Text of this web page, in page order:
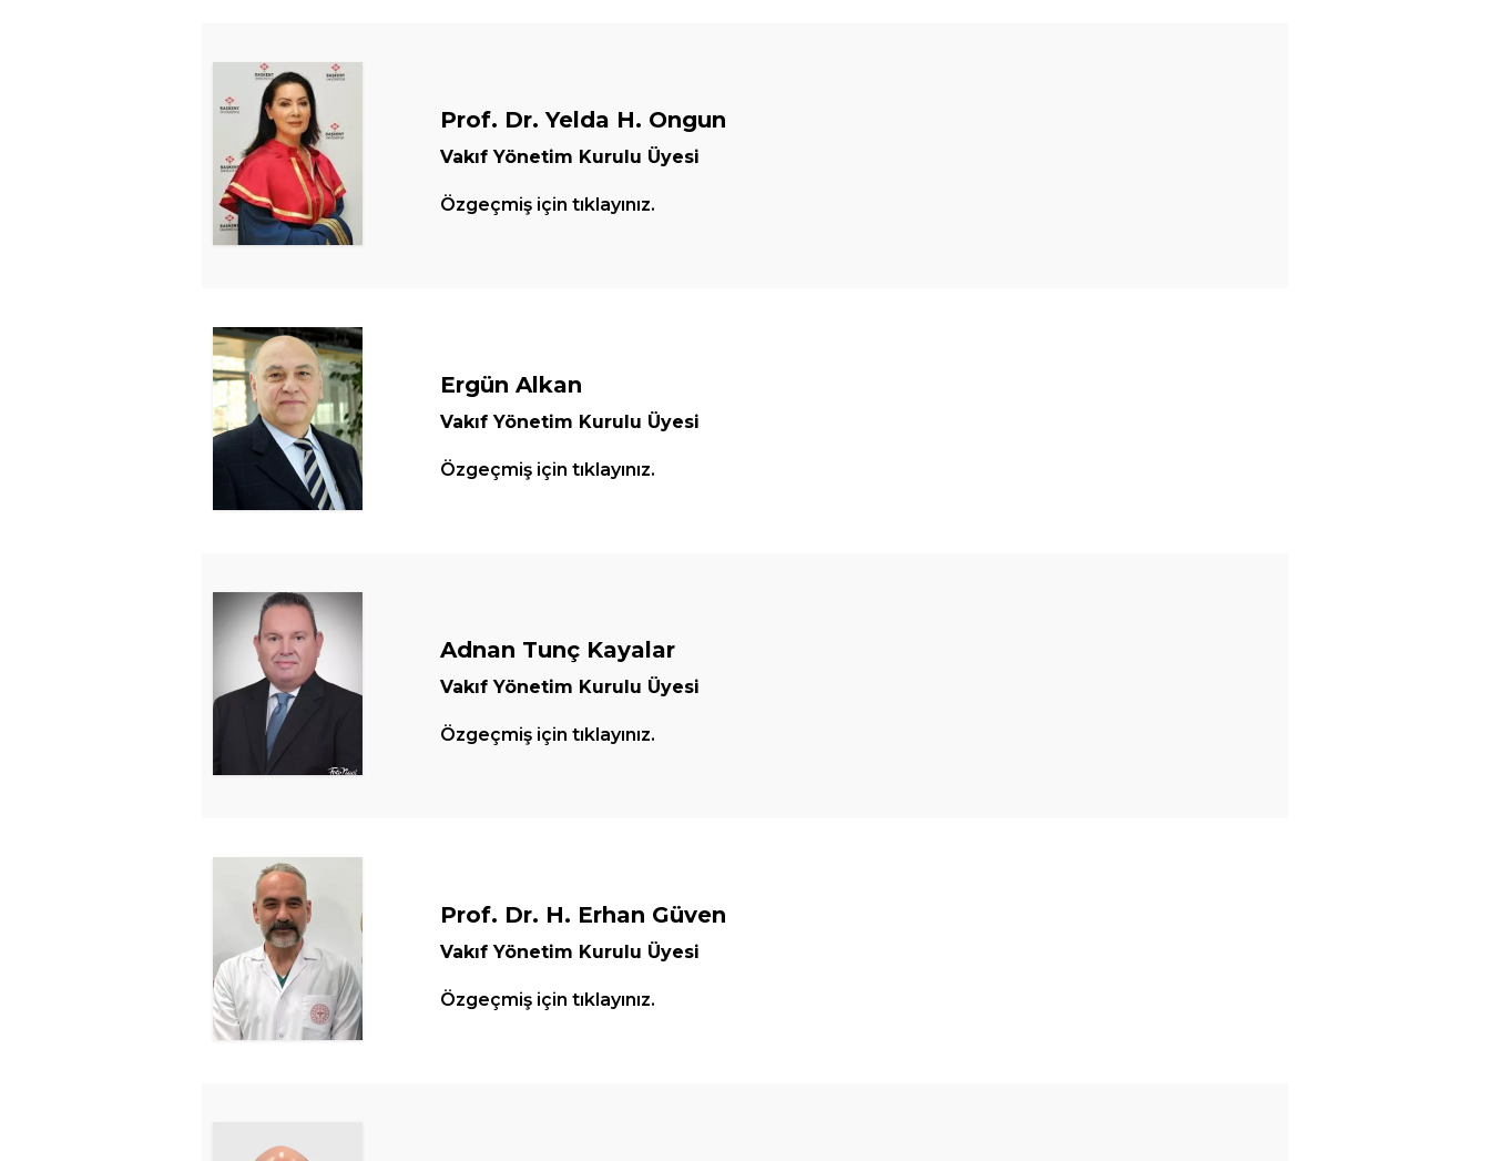
Prof. Dr. Yelda H. Ongun
Vakıf Yönetim Kurulu Üyesi
Özgeçmiş için tıklayınız.
Ergün Alkan
Vakıf Yönetim Kurulu Üyesi
Özgeçmiş için tıklayınız.
Adnan Tunç Kayalar
Vakıf Yönetim Kurulu Üyesi
Özgeçmiş için tıklayınız.
Prof. Dr. H. Erhan Güven
Vakıf Yönetim Kurulu Üyesi
Özgeçmiş için tıklayınız.